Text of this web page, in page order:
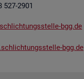
527-2901
​bgg.​de
​bgg.​de